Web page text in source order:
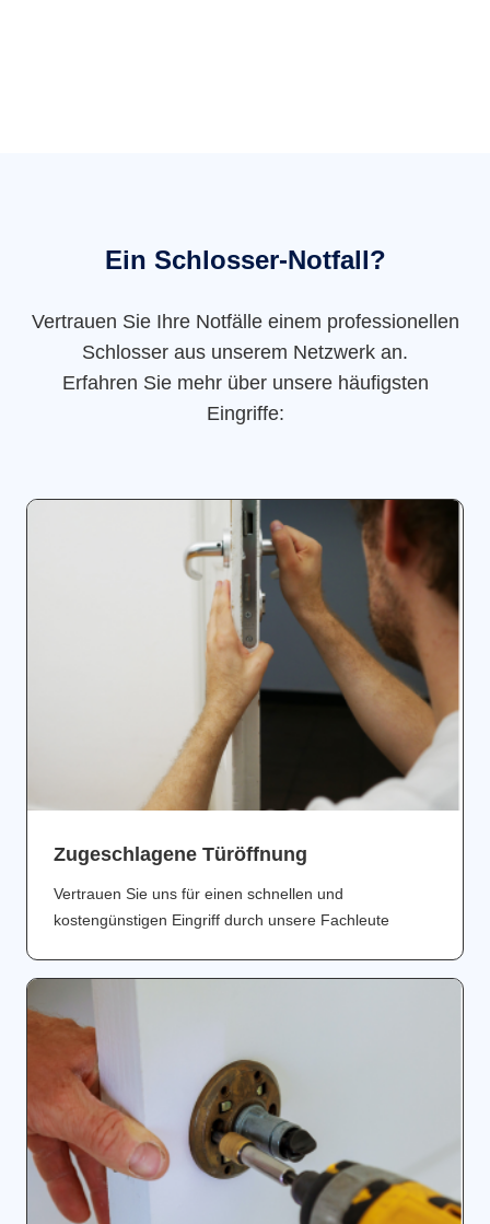
Ein Schlosser-Notfall?
Vertrauen Sie Ihre Notfälle einem professionellen
Schlosser aus unserem Netzwerk an.
Erfahren Sie mehr über unsere häufigsten
Eingriffe:
Zugeschlagene Türöffnung
Vertrauen Sie uns für einen schnellen und
kostengünstigen Eingriff durch unsere Fachleute